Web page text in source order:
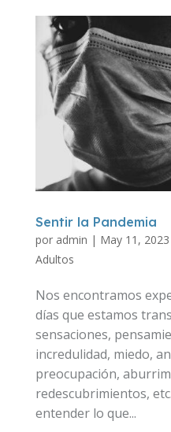
Sentir la Pandemia
por admin | May 11, 2023
Adultos
Nos encontramos
días que estamos
sensaciones,
incredulidad, miedo,
preocupación,
redescubrimientos,
entender lo que...